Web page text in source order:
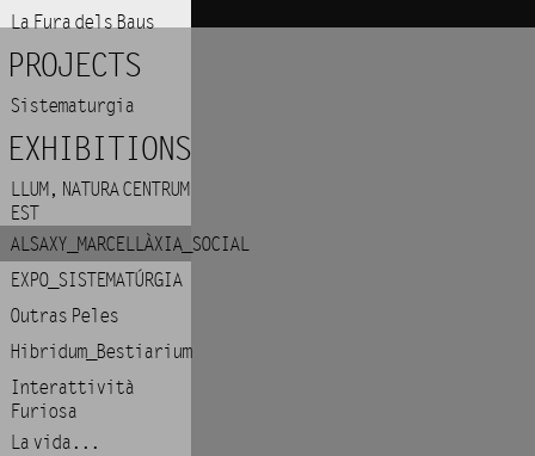
La Fura dels Baus
PROJECTS
Sistematurgia
EXHIBITIONS
LLUM, NATURA CENTRUM
EST
ALSAXY_MARCELLÀXIA_SOCIAL
EXPO_SISTEMATÚRGIA
Outras Peles
Hibridum_Bestiarium
Interattività
Furiosa
La vida...